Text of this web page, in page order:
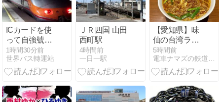
ICカードを使
って自強號に
チョイ乗り！
自強142次 苗
栗→新竹
1時間30分前
世界バス轉運站
ＪＲ四国 山田
西町駅
4時間前
一日一駅
【愛知県】味
仙の台湾ラー
メンを食べる
ヨ！ ～名古屋
名物～
5時間前
電車ナマズの鉄道旅行